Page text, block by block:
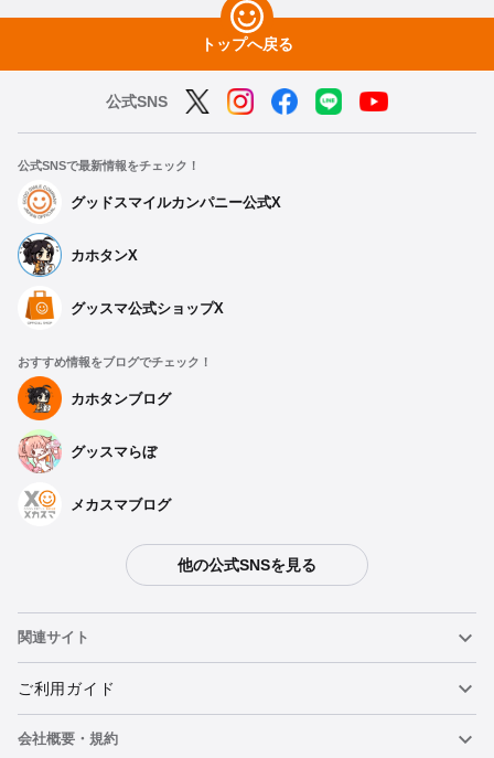
サイクルショートグローブ アビドス高等学校【S】
サイクルショートグローブ アビドス高等学校【M】
サイクルショートグローブ アビドス高等学校【L】
予約受付中
トップへ戻る
公式SNS
公式SNSで最新情報をチェック！
グッドスマイルカンパニー公式X
カホタンX
グッスマ公式ショップX
おすすめ情報をブログでチェック！
カホタンブログ
グッスマらぼ
メカスマブログ
他の公式SNSを見る
関連サイト
ねんどろいど
ねんどろいどフェイスメーカー
ご利用ガイド
重要なお知らせ
会社概要・規約